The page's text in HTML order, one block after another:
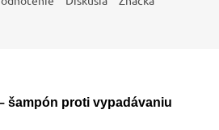
šampón proti vypadávaniu